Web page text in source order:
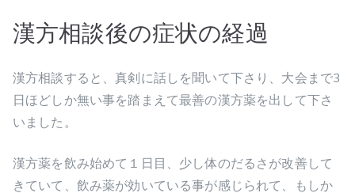
漢方相談後の症状の経過
漢方相談すると、真剣に話しを聞いて下さり、大会まで3
日ほどしか無い事を踏まえて最善の漢方薬を出して下さ
いました。
漢方薬を飲み始めて１日目、少し体のだるさが改善して
きていて、飲み薬が効いている事が感じられて、もしか